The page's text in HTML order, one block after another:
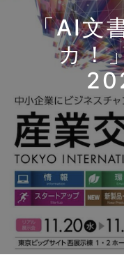
「AI文
カ！